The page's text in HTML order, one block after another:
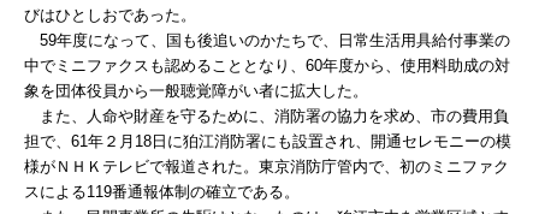
びはひとしおであった。
59年度になって、国も後追いのかたちで、日常生活用具給付事業の
中でミニファクスも認めることとなり、60年度から、使用料助成の対
象を団体役員から一般聴覚障がい者に拡大した。
また、人命や財産を守るために、消防署の協力を求め、市の費用負
担で、61年２月18日に狛江消防署にも設置され、開通セレモニーの模
様がＮＨＫテレビで報道された。東京消防庁管内で、初のミニファク
スによる119番通報体制の確立である。